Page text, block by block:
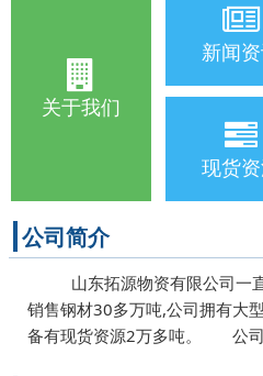
关于我们
新闻
现货
公司简介
山东拓源物资有限公司一直
销售钢材30多万吨,公司拥有大
备有现货资源2万多吨。 公